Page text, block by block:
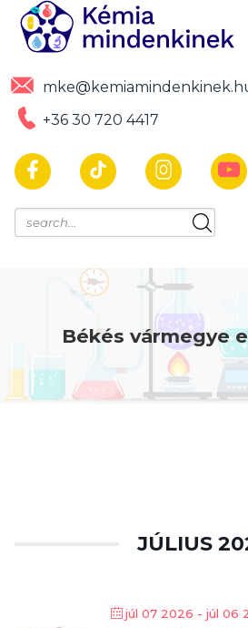
+36 30 720 4417
Békés vármegye
JÚLIUS
júl 07 2026 - júl 06